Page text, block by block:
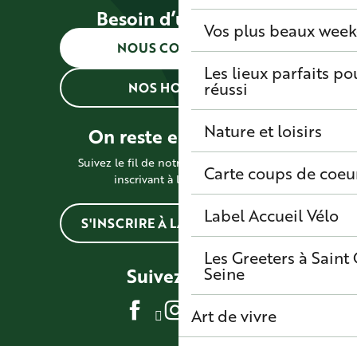
Vos plus beaux
Les lieux parfaits
réussi
Nature et loisirs
Carte coups de
Label Accueil Vélo
Les Greeters à
Seine
Art de vivre
Besoin d’une info ?
NOUS CONTACTER
NOS HORAIRES
On reste en contact !
Suivez le fil de notre actualité en vous
inscrivant à la newsletter
S'INSCRIRE À LA NEWSLETTER
Suivez-nous